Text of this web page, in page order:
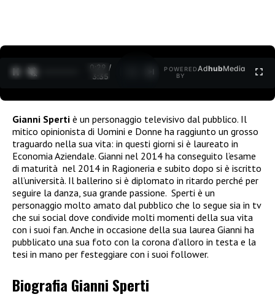
0:30 /
3:35
POWERED
BY
AdhubMedia
Gianni Sperti è un personaggio televisivo dal pubblico. Il
mitico opinionista di Uomini e Donne ha raggiunto un grosso
traguardo nella sua vita: in questi giorni si è laureato in
Economia Aziendale. Gianni nel 2014 ha conseguito l’esame
di maturità nel 2014 in Ragioneria e subito dopo si è iscritto
all’università. Il ballerino si è diplomato in ritardo perché per
seguire la danza, sua grande passione. Sperti è un
personaggio molto amato dal pubblico che lo segue sia in tv
che sui social dove condivide molti momenti della sua vita
con i suoi fan. Anche in occasione della sua laurea Gianni ha
pubblicato una sua foto con la corona d’alloro in testa e la
tesi in mano per festeggiare con i suoi follower.
Biografia Gianni Sperti